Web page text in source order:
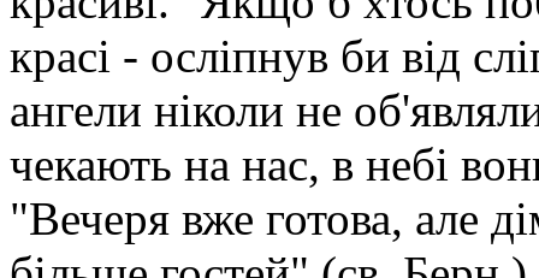
красі - осліпнув би від
ангели ніколи не
чекають на нас, в небі
"Вечеря вже готова, але